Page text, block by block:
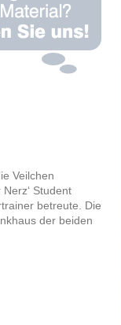
Veilchen
Student
betreute. Die
der beiden